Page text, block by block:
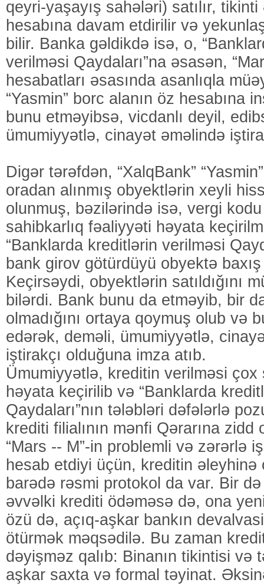
qeyri-yaşayış sahələri) satılır,
hesabına davam etdirilir və
bilir. Banka gəldikdə isə, o,
verilməsi Qaydaları”na əsasən,
hesabatları əsasında asanlıqla
“Yasmin” borc alanın öz hesabına
bunu etməyibsə, vicdanlı deyil,
ümumiyyətlə, cinayət əməlində
Digər tərəfdən, “XalqBank”
oradan alınmış obyektlərin xeyli
olunmuş, bəzilərində isə, vergi kodu
sahibkarlıq fəaliyyəti həyata
“Banklarda kreditlərin verilməsi
bank girov götürdüyü obyektə
Keçirsəydi, obyektlərin satıldığını
bilərdi. Bank bunu da etməyib, bir
olmadığını ortaya qoymuş olub və
edərək, deməli, ümumiyyətlə,
iştirakçı olduğuna imza atıb.
Ümumiyyətlə, kreditin verilməsi çox
həyata keçirilib və “Banklarda
Qaydaları”nın tələbləri dəfələrlə
krediti filialının mənfi Qərarına
“Mars -- M”-in problemli və zərərlə
hesab etdiyi üçün, kreditin
barədə rəsmi protokol da var. Bir də
əvvəlki krediti ödəməsə də, ona
özü də, açıq-aşkar bankın
ötürmək məqsədilə. Bu zaman
dəyişməz qalıb: Binanın tikintisi və
aşkar saxta və formal təyinat.